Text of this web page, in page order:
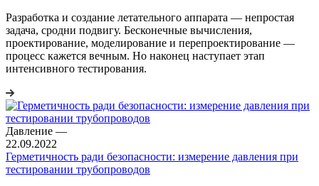
Разработка и создание летательного аппарата — непростая
задача, сродни подвигу. Бесконечные вычисления,
проектирование, моделирование и перепроектирование —
процесс кажется вечным. Но наконец наступает этап
интенсивного тестирования.
Давление —
22.09.2022
Герметичность ради безопасности: измерение давления при
тестировании трубопроводов